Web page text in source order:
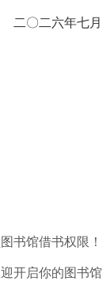
二〇二六年七月
书馆借书权限！
开启你的图书馆